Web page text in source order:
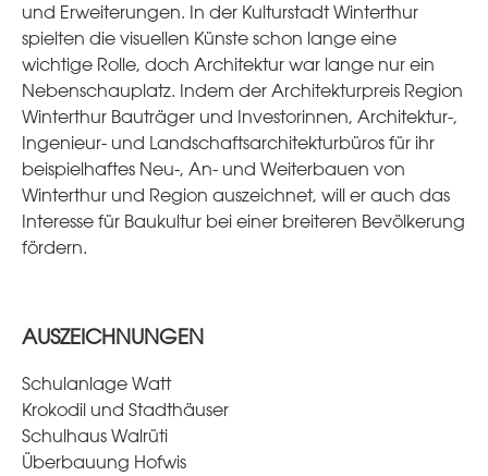
und Erweiterungen. In der Kulturstadt Winterthur
spielten die visuellen Künste schon lange eine
wichtige Rolle, doch Architektur war lange nur ein
Nebenschauplatz. Indem der Architekturpreis Region
Winterthur Bauträger und Investorinnen, Architektur-,
Ingenieur- und Landschaftsarchitekturbüros für ihr
beispielhaftes Neu-, An- und Weiterbauen von
Winterthur und Region auszeichnet, will er auch das
Interesse für Baukultur bei einer breiteren Bevölkerung
fördern.
AUSZEICHNUNGEN
Schulanlage Watt
Krokodil und Stadthäuser
Schulhaus Walrüti
Überbauung Hofwis